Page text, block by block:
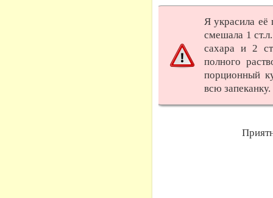
Я украсила её
смешала 1
сахара и 2
полного
порционный
всю запеканку.